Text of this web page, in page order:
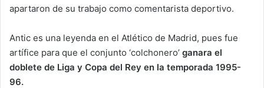
apartaron de su trabajo como comentarista deportivo.
Antic es una leyenda en el Atlético de Madrid, pues fue
artífice para que el conjunto ‘colchonero’ ganara el
doblete de Liga y Copa del Rey en la temporada 1995-
96.